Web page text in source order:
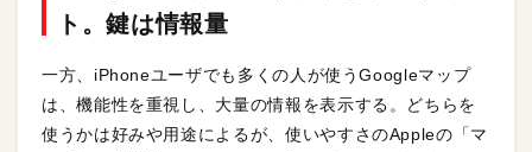
ト。鍵は情報量
一方、iPhoneユーザでも多くの人が使うGoogleマップ
は、機能性を重視し、大量の情報を表示する。どちらを
使うかは好みや用途によるが、使いやすさのAppleの「マ